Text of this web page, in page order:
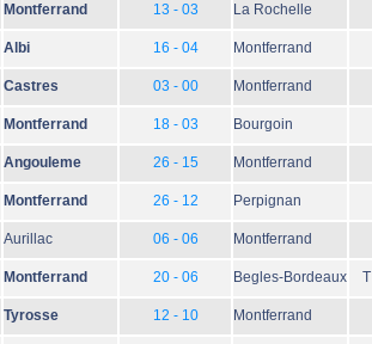
Montferrand 13 - 03 La Rochelle
Albi 16 - 04 Montferrand
Castres 03 - 00 Montferrand
Montferrand 18 - 03 Bourgoin
Angouleme 26 - 15 Montferrand
Montferrand 26 - 12 Perpignan
Aurillac 06 - 06 Montferrand
Montferrand 20 - 06 Begles-Bordeaux T
Tyrosse 12 - 10 Montferrand